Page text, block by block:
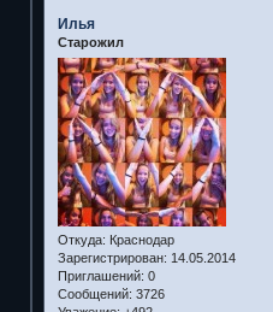
Илья
Старожил
Откуда: Краснодар
Зарегистрирован: 14.05.2014
Приглашений: 0
Сообщений: 3726